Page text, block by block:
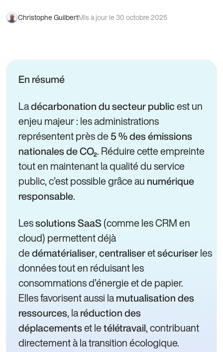
Christophe GuilbertMis à jour le 30 octobre 2025
En résumé
Ladécarbonation du secteur public est un
enjeu majeur : les administrations
représentent près de 5 % des émissions
nationales de CO₂. Réduire cette empreinte
tout en maintenant la qualité du service
public, c’est possible grâce au numérique
responsable.
Lessolutions SaaS (comme les CRM en
cloud) permettent déjà
dedématérialiser, centraliseretsécuriser les
données tout en réduisant les
consommations d’énergie et de papier.
Elles favorisent aussi lamutualisation des
ressources, laréduction des
déplacementset letélétravail, contribuant
directement à la transition écologique.